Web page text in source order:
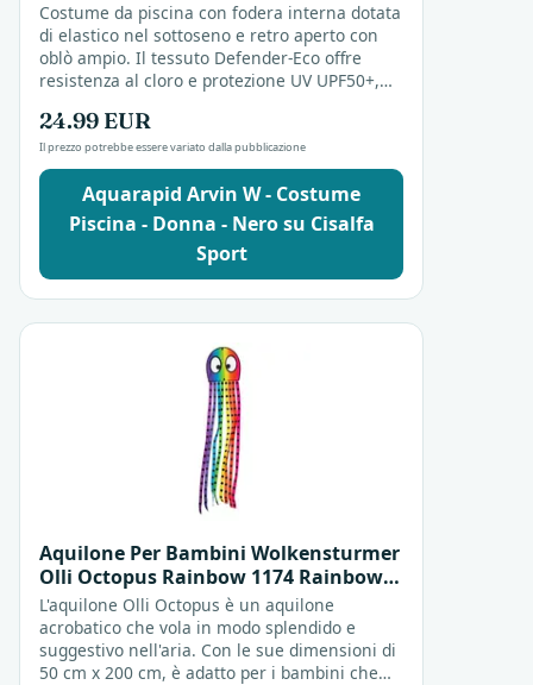
Costume da piscina con fodera interna dotata
di elastico nel sottoseno e retro aperto con
oblò ampio. Il tessuto Defender-Eco offre
resistenza al cloro e protezione UV UPF50+,
amatoriale.
24.99 EUR
Il prezzo potrebbe essere variato dalla pubblicazione
Aquarapid Arvin W - Costume
Piscina - Donna - Nero su Cisalfa
Sport
Aquilone Per Bambini Wolkensturmer
Olli Octopus Rainbow 1174 Rainbow
50 X 200 Cm Aquiloni Acrobatici
L'aquilone Olli Octopus è un aquilone
acrobatico che vola in modo splendido e
suggestivo nell'aria. Con le sue dimensioni di
50 cm x 200 cm, è adatto per i bambini che